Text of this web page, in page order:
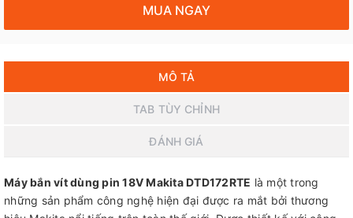
MUA NGAY
MÔ TẢ
TAB TÙY CHỈNH
ĐÁNH GIÁ
Máy bắn vít dùng pin 18V Makita DTD172RTE là một trong
những sản phẩm công nghệ hiện đại được ra mắt bởi thương